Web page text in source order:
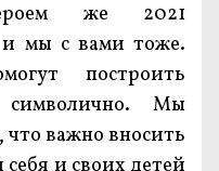
же 2021
и мы с вами тоже.
построить
Мы
важно вносить